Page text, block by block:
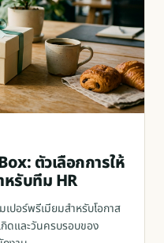
ตัวเลือกการให้
รับทีม HR
ปอร์พรีเมียมสำหรับโอกาส
ดและวันครบรอบของ